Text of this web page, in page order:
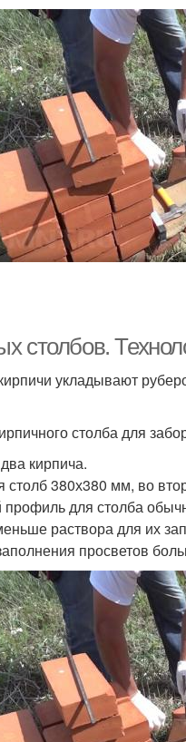
столбов.
укладывают
столба для
кирпича.
столб 380х380 мм, во
для столба
раствора для их
просветов